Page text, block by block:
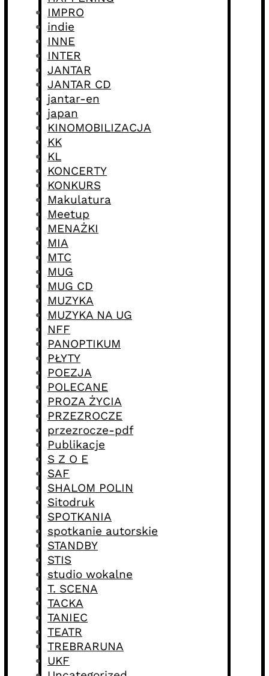
IMPRO
indie
INNE
INTER
JANTAR
JANTAR CD
jantar-en
japan
KINOMOBILIZACJA
KK
KL
KONCERTY
KONKURS
Makulatura
Meetup
MENAŻKI
MIA
MTC
MUG
MUG CD
MUZYKA
MUZYKA NA UG
NFF
PANOPTIKUM
PŁYTY
POEZJA
POLECANE
PROZA ŻYCIA
PRZEZROCZE
przezrocze-pdf
Publikacje
S Z O E
SAF
SHALOM POLIN
Sitodruk
SPOTKANIA
spotkanie autorskie
STANDBY
STIS
studio wokalne
T. SCENA
TACKA
TANIEC
TEATR
TREBRARUNA
UKF